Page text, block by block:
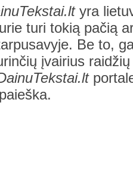
yra
turi tokią pačią
Be to,
įvairius
paieška.